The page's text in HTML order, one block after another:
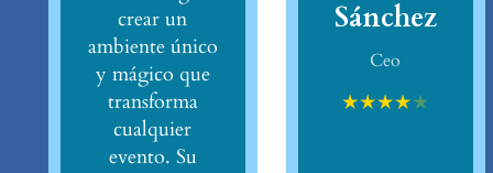
crear un
ambiente único
y mágico que
transforma
cualquier
evento. Su
Sánchez
Ceo
★★★★★